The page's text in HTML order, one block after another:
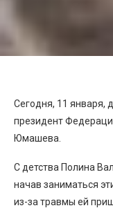
Сегодня, 11 января,
президент
Юмашева.
С детства Полина
начав заниматься
из-за травмы ей